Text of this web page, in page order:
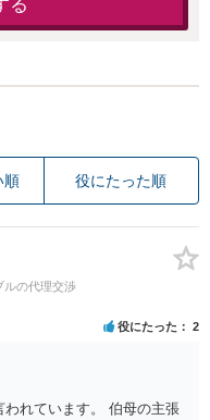
る
順 役にたった順
ルの代理交渉
役にたった 2
れています。 伯母の主張